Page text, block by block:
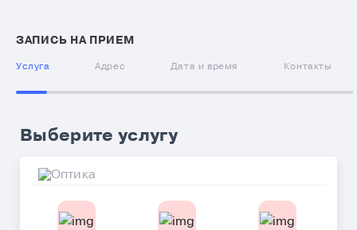
ЗАПИСЬ НА ПРИЕМ
Услуга Адрес Дата и время Контакты
Выберите услугу